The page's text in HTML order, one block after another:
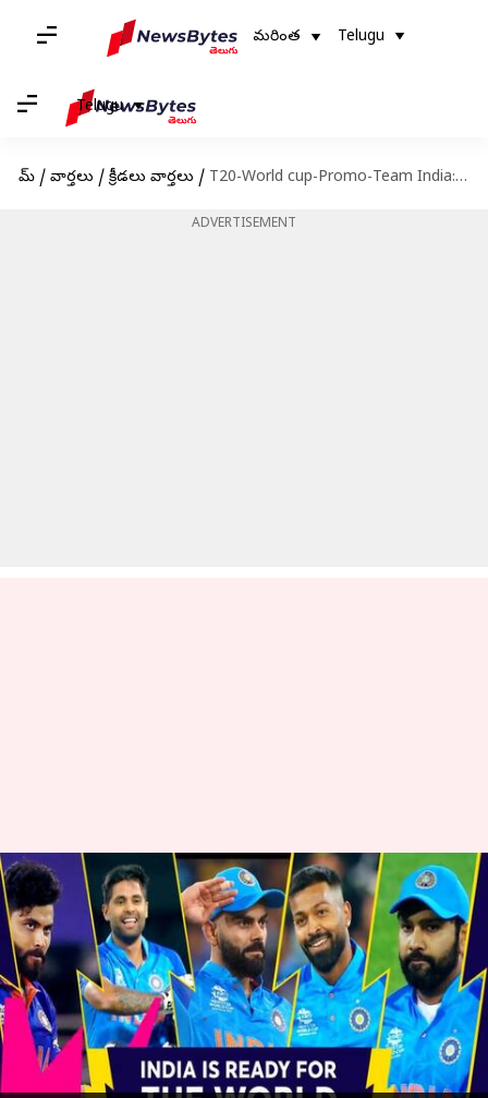
మరింత Telugu
Telugu
హోమ్ / వార్తలు / క్రీడలు వార్తలు / T20-World cup-Promo-Team India: గూస్ బంప్స్ తెప్పిస్తున్న టీ20 వరల్డ్ కప్ టీమిండియా ప్రోమో వీడియో
ADVERTISEMENT
T20-World cup-Promo-Team
India: గూస్ బంప్స్ తెప్పిస్తున్న టీ20
వరల్డ్ కప్ టీమిండియా ప్రోమో
వీడియో
వ్రాసిన వారు Stalin Apr 23, 2024 03:26 pm
ఈ వార్తాకథనం ఏంటి